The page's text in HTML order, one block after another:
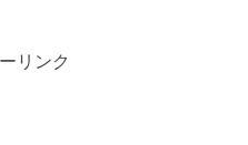
リンク